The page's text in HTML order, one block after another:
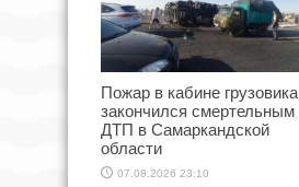
Пожар в кабине грузовика
закончился смертельным
ДТП в Самаркандской
области
07.08.2026 23:10